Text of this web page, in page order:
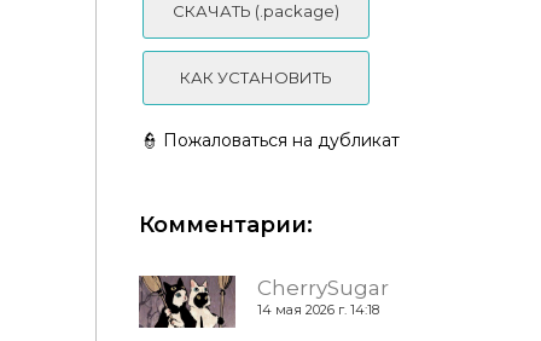
Elven Bed By Snotra902
СКАЧАТЬ (.package)
КАК УСТАНОВИТЬ
👮 Пожаловаться на дубликат
Комментарии:
CherrySugar
14 мая 2026 г. 14:18